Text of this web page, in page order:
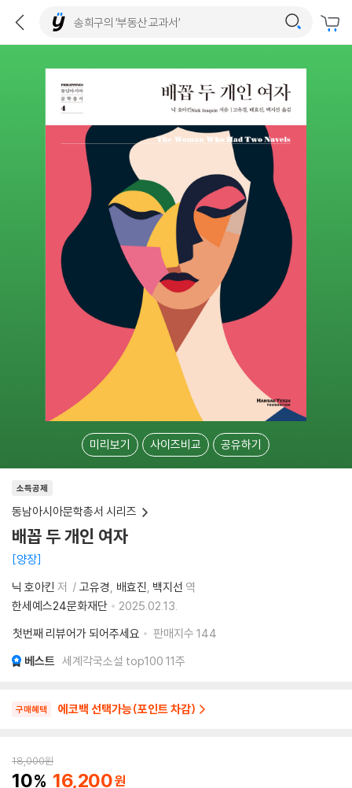
미리보기 사이즈비교 공유하기
소득공제
동남아시아문학총서 시리즈
배꼽 두 개인 여자
양장
닉 호아킨 저 고유경 배효진 백지선 역
한세예스24문화재단
2025.02.13.
첫번째 리뷰어가 되어주세요
판매지수 144
베스트 세계각국소설 top100 11주
구매혜택 에코백 선택가능(포인트 차감)
18,000원
10 16,200